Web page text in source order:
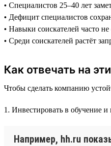
• Специалистов 25–40 лет
• Дефицит специалистов
• Навыки соискателей часто
• Среди соискателей растёт
Как отвечать на
Чтобы сделать компанию
1. Инвестировать в обучение
Например, hh.ru